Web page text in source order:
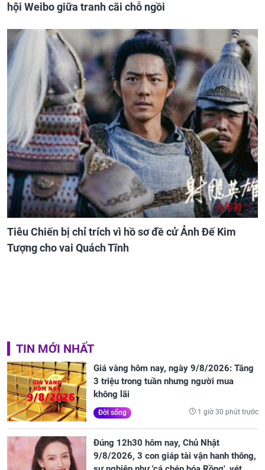
hội Weibo giữa tranh cãi chỗ ngồi
Tiêu Chiến bị chỉ trích vì hồ sơ đề cử Ảnh Đế Kim
Tượng cho vai Quách Tĩnh
TIN MỚI NHẤT
Giá vàng hôm nay, ngày 9/8/2026: Tăng
3 triệu trong tuần nhưng người mua
không lãi
Đời sống 1 giờ 30 phút trước
Đúng 12h30 hôm nay, Chủ Nhật
9/8/2026, 3 con giáp tài vận hanh thông,